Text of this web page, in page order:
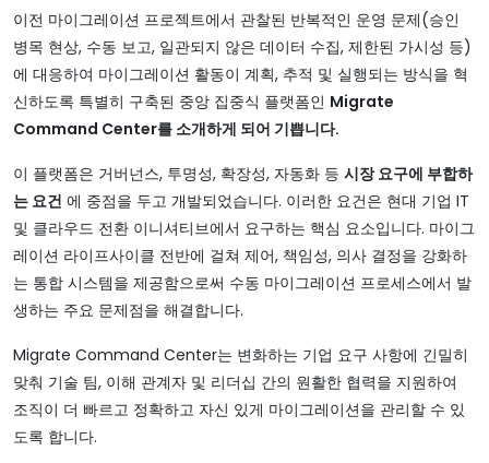
이전 마이그레이션 프로젝트에서 관찰된 반복적인 운영 문제(승인
병목 현상, 수동 보고, 일관되지 않은 데이터 수집, 제한된 가시성 등)
에 대응하여 마이그레이션 활동이 계획, 추적 및 실행되는 방식을 혁
신하도록 특별히 구축된 중앙 집중식 플랫폼인 Migrate
Command Center를 소개하게 되어 기쁩니다.
이 플랫폼은 거버넌스, 투명성, 확장성, 자동화 등 시장 요구에 부합하
는 요건 에 중점을 두고 개발되었습니다. 이러한 요건은 현대 기업 IT
및 클라우드 전환 이니셔티브에서 요구하는 핵심 요소입니다. 마이그
레이션 라이프사이클 전반에 걸쳐 제어, 책임성, 의사 결정을 강화하
는 통합 시스템을 제공함으로써 수동 마이그레이션 프로세스에서 발
생하는 주요 문제점을 해결합니다.
Migrate Command Center는 변화하는 기업 요구 사항에 긴밀히
맞춰 기술 팀, 이해 관계자 및 리더십 간의 원활한 협력을 지원하여
조직이 더 빠르고 정확하고 자신 있게 마이그레이션을 관리할 수 있
도록 합니다.